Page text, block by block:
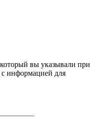
вы указывали при
информацией для